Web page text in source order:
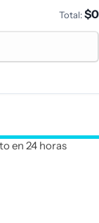
Total:$0
en 24 horas